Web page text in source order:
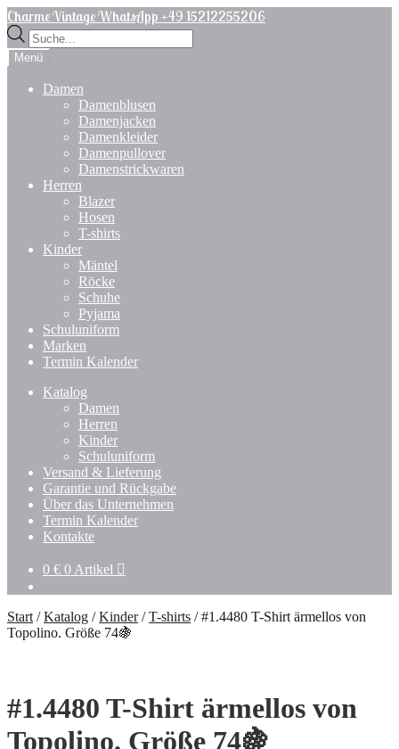
Zur
Navigation
springen
Zum
Inhalt
springen
Charme Vintage WhatsApp +49 15212255206
Products
search
Menü
Damen
Damenblusen
Damenjacken
Damenkleider
Damenpullover
Damenstrickwaren
Herren
Blazer
Hosen
T-shirts
Kinder
Mäntel
Röcke
Schuhe
Pyjama
Schuluniform
Marken
Termin Kalender
Katalog
Damen
Herren
Kinder
Schuluniform
Versand & Lieferung
Garantie und Rückgabe
Über das Unternehmen
Termin Kalender
Kontakte
0 € 0 Artikel
Start /Katalog /Kinder/T-shirts /#1.4480 T-Shirt ärmellos von
Topolino. Größe 74🍇
#1.4480 T-Shirt ärmellos von
Topolino. Größe 74🍇